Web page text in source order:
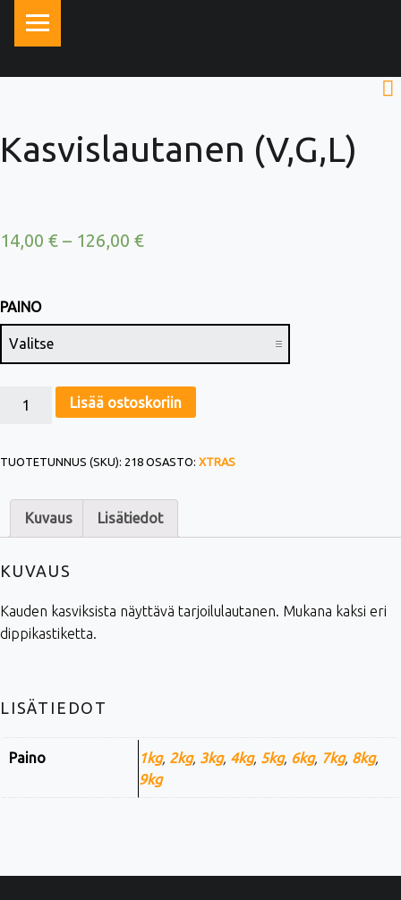
Kasvislautanen (V,G,L)
14,00 € – 126,00 €
PAINO
Lisää ostoskoriin
TUOTETUNNUS (SKU): 218 OSASTO: XTRAS
Kuvaus Lisätiedot
KUVAUS
Kauden kasviksista näyttävä tarjoilulautanen. Mukana kaksi eri
dippikastiketta.
LISÄTIEDOT
Paino 1kg, 2kg, 3kg, 4kg, 5kg, 6kg, 7kg, 8kg,
9kg